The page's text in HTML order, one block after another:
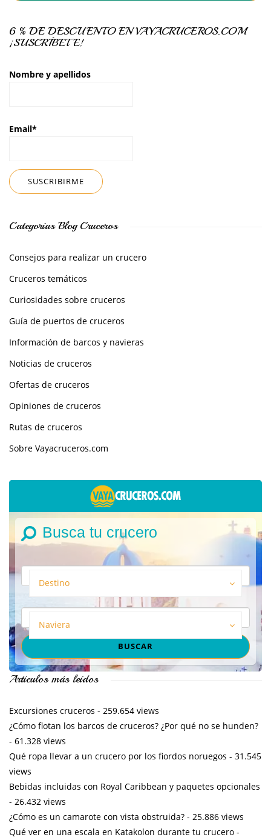
6 % DE DESCUENTO EN VAYACRUCEROS.COM
¡SUSCRÍBETE!
Nombre y apellidos
Email*
Categorías Blog Cruceros
Consejos para realizar un crucero
Cruceros temáticos
Curiosidades sobre cruceros
Guía de puertos de cruceros
Información de barcos y navieras
Noticias de cruceros
Ofertas de cruceros
Opiniones de cruceros
Rutas de cruceros
Sobre Vayacruceros.com
Busca tu crucero
Destino
Naviera
Artículos más leídos
Excursiones cruceros - 259.654 views
¿Cómo flotan los barcos de cruceros? ¿Por qué no se hunden?
- 61.328 views
Qué ropa llevar a un crucero por los fiordos noruegos - 31.545
views
Bebidas incluidas con Royal Caribbean y paquetes opcionales
- 26.432 views
¿Cómo es un camarote con vista obstruida? - 25.886 views
Qué ver en una escala en Katakolon durante tu crucero -